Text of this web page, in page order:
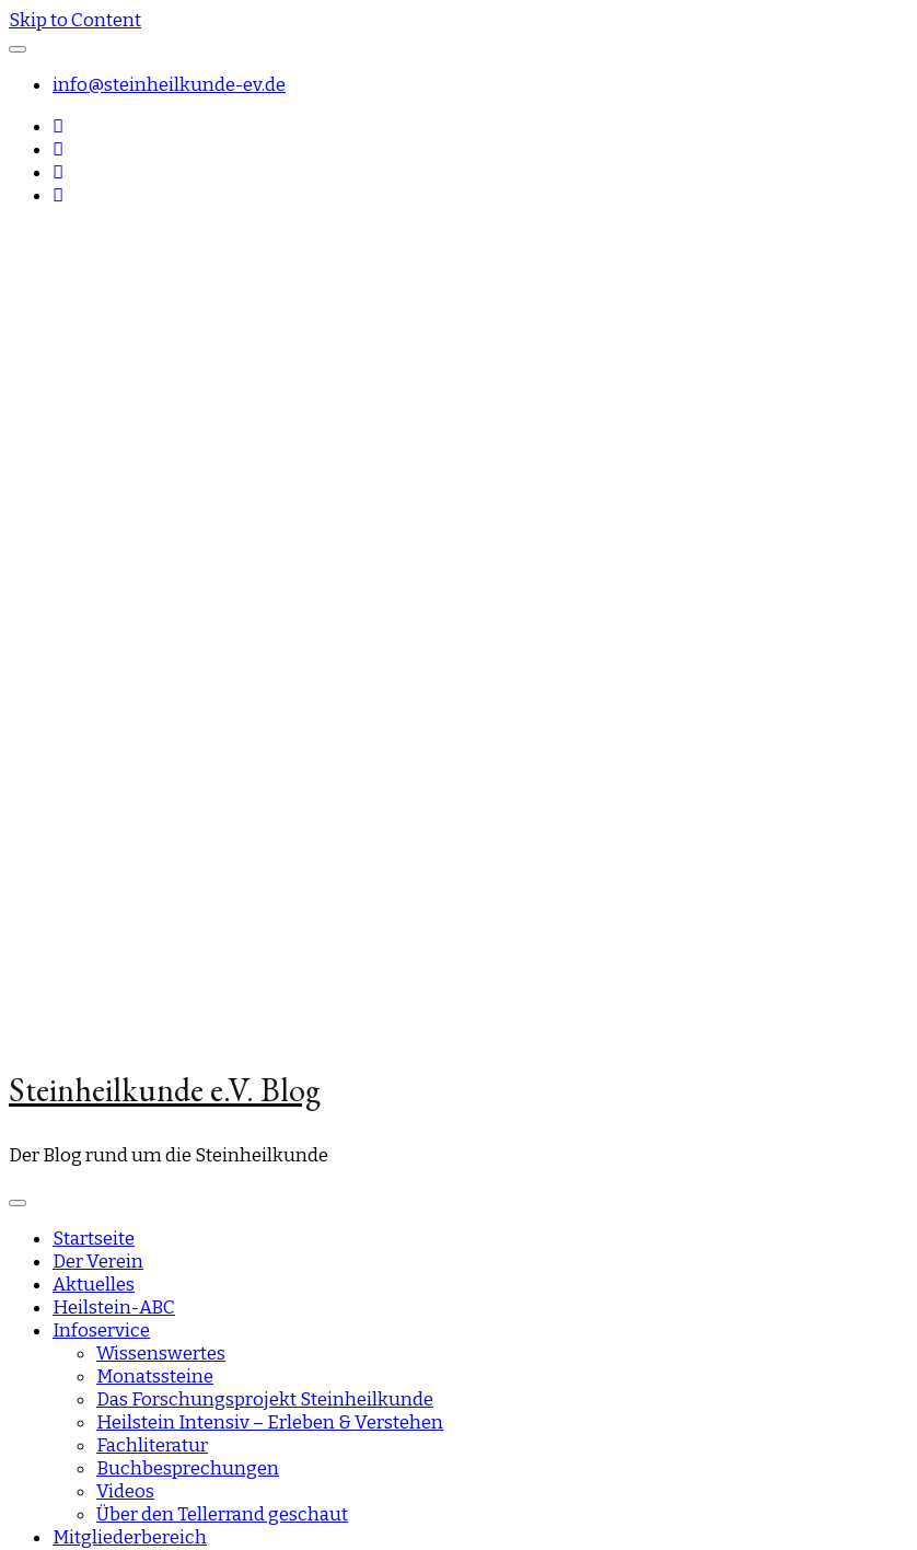
Skip to Content
info@steinheilkunde-ev.de
Steinheilkunde e.V. Blog
Der Blog rund um die Steinheilkunde
Startseite
Der Verein
Aktuelles
Heilstein-ABC
Infoservice
Wissenswertes
Monatssteine
Das Forschungsprojekt Steinheilkunde
Heilstein Intensiv – Erleben & Verstehen
Fachliteratur
Buchbesprechungen
Videos
Über den Tellerrand geschaut
Mitgliederbereich